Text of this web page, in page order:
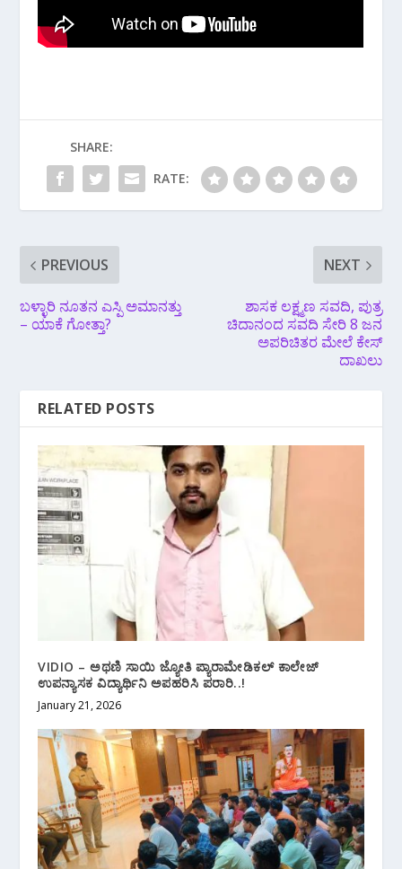
SHARE:
RATE:
PREVIOUS
ಬಳ್ಳಾರಿ ನೂತನ‌ ಎಸ್ಪಿ‌ ಅಮಾನತ್ತು
– ಯಾಕೆ ಗೋತ್ತಾ?
NEXT
ಶಾಸಕ ಲಕ್ಷ್ಮಣ ಸವದಿ, ಪುತ್ರ
ಚಿದಾನಂದ ಸವದಿ ಸೇರಿ 8 ಜನ
ಅಪರಿಚಿತರ ಮೇಲೆ ಕೇಸ್
ದಾಖಲು
RELATED POSTS
VIDIO – ಅಥಣಿ ಸಾಯಿ ಜ್ಯೋತಿ ಪ್ಯಾರಾಮೇಡಿಕಲ್ ಕಾಲೇಜ್
ಉಪನ್ಯಾಸಕ ವಿದ್ಯಾರ್ಥಿನಿ ಅಪಹರಿಸಿ ಪರಾರಿ..!
January 21, 2026